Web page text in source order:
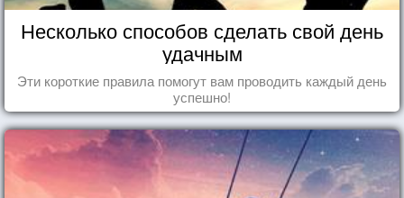
Несколько способов сделать свой день
удачным
Эти короткие правила помогут вам проводить каждый день
успешно!